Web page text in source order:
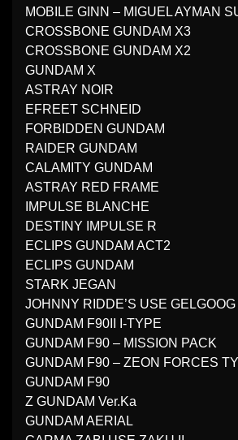
MOBILE GINN – MIGUEL AYMAN
CROSSBONE GUNDAM X3
CROSSBONE GUNDAM X2
GUNDAM X
ASTRAY NOIR
EFREET SCHNEID
FORBIDDEN GUNDAM
RAIDER GUNDAM
CALAMITY GUNDAM
ASTRAY RED FRAME
IMPULSE BLANCHE
DESTINY IMPULSE R
ECLIPS GUNDAM ACT2
ECLIPS GUNDAM
STARK JEGAN
JOHNNY RIDDE’S USE GELGOOG
GUNDAM F90II I-TYPE
GUNDAM F90 – MISSION PACK
GUNDAM F90 – ZEON FORCES
GUNDAM F90
Z GUNDAM Ver.Ka
GUNDAM AERIAL